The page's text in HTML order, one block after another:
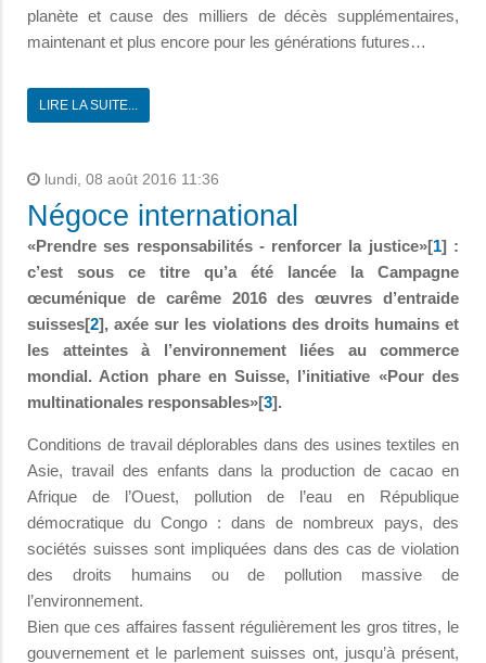
planète et cause des milliers de décès supplémentaires,
maintenant et plus encore pour les générations futures…
LIRE LA SUITE...
lundi, 08 août 2016 11:36
Négoce international
«Prendre ses responsabilités - renforcer la justice»[1] :
c’est sous ce titre qu’a été lancée la Campagne
œcuménique de carême 2016 des œuvres d’entraide
suisses[2], axée sur les violations des droits humains et
les atteintes à l’environnement liées au commerce
mondial. Action phare en Suisse, l’initiative «Pour des
multinationales responsables»[3].
Conditions de travail déplorables dans des usines textiles en
Asie, travail des enfants dans la production de cacao en
Afrique de l’Ouest, pollution de l’eau en République
démocratique du Congo : dans de nombreux pays, des
sociétés suisses sont impliquées dans des cas de violation
des droits humains ou de pollution massive de
l’environnement.
Bien que ces affaires fassent régulièrement les gros titres, le
gouvernement et le parlement suisses ont, jusqu’à présent,